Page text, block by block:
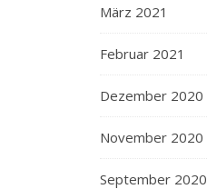
März 2021
Februar 2021
Dezember 2020
November 2020
September 2020